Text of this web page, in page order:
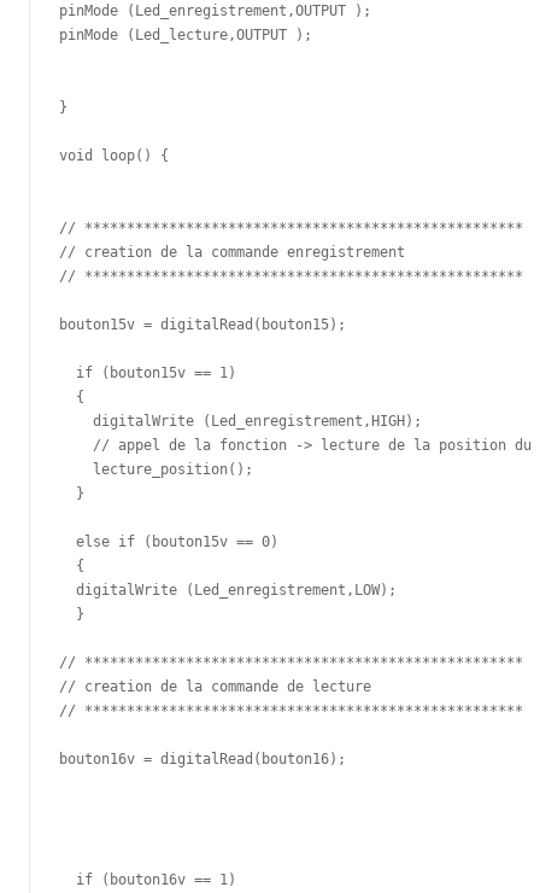
pinMode (Led_enregistrement,OUTPUT );
pinMode (Led_lecture,OUTPUT );
}
void loop() {
// ****************************************************
// creation de la commande enregistrement
// ****************************************************
bouton15v = digitalRead(bouton15);
  if (bouton15v == 1)
  {
    digitalWrite (Led_enregistrement,HIGH);
// appel de la fonction -> lecture de la position du
    lecture_position();
  }
  else if (bouton15v == 0)
  {
  digitalWrite (Led_enregistrement,LOW);
  }
// ****************************************************
// creation de la commande de lecture
// ****************************************************
bouton16v = digitalRead(bouton16);
  if (bouton16v == 1)